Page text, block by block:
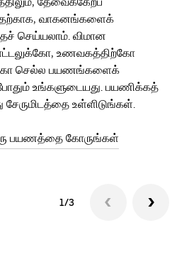
வாகனங்களைக்
செய்யலாம். விமான
உணவகத்திற்கோ
செல்ல பயணங்களைக்
உங்களுடையது. பயணிக்கத்
உள்ளிடுங்கள்.
பயணத்தை கோருங்கள்
1/3